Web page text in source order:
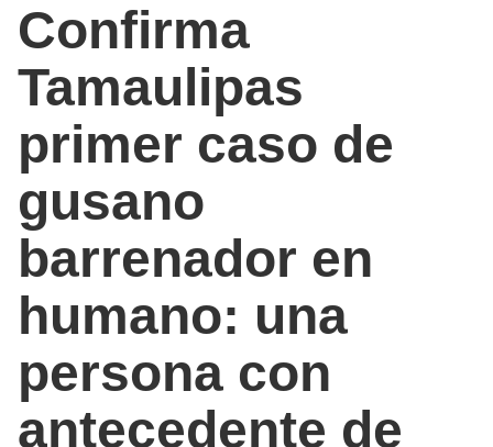
Confirma
Tamaulipas
primer caso de
gusano
barrenador en
humano: una
persona con
antecedente de